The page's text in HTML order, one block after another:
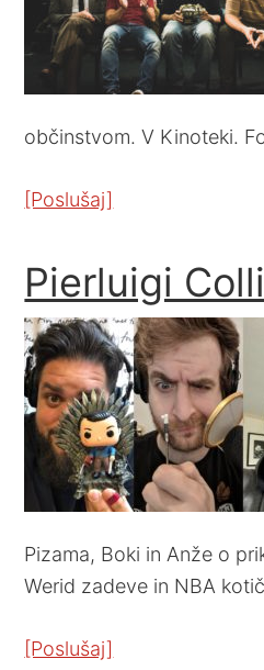
občinstvom. V Kinoteki.
[Poslušaj]
Pierluigi
Pizama, Boki in Anže o
Werid zadeve in NBA
[Poslušaj]